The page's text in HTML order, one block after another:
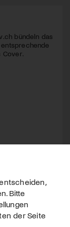
bündeln das
Cover.
Bitte
der Seite